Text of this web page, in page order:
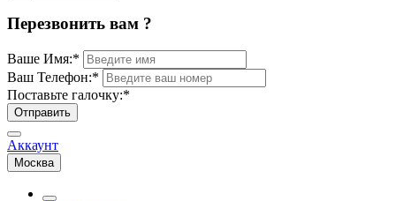
Перезвонить вам ?
Ваше Имя:*
Ваш Телефон:*
Поставьте галочку:*
Отправить
Аккаунт
Москва